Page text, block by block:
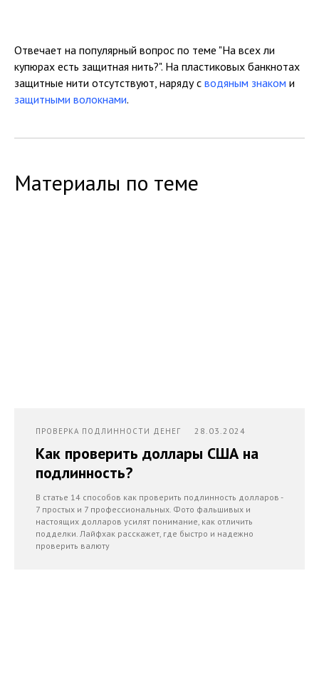
Отвечает на популярный вопрос по теме "На всех ли
купюрах есть защитная нить?". На пластиковых банкнотах
защитные нити отсутствуют, наряду с водяным знаком и
защитными волокнами.
Материалы по теме
ПРОВЕРКА ПОДЛИННОСТИ ДЕНЕГ 28.03.2024
Как проверить доллары США на
подлинность?
В статье 14 способов как проверить подлинность долларов -
7 простых и 7 профессиональных. Фото фальшивых и
настоящих долларов усилят понимание, как отличить
подделки. Лайфхак расскажет, где быстро и надежно
проверить валюту